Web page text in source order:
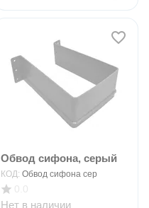
Обвод сифона, серый
КОД: Обвод сифона сер
Нет в наличии